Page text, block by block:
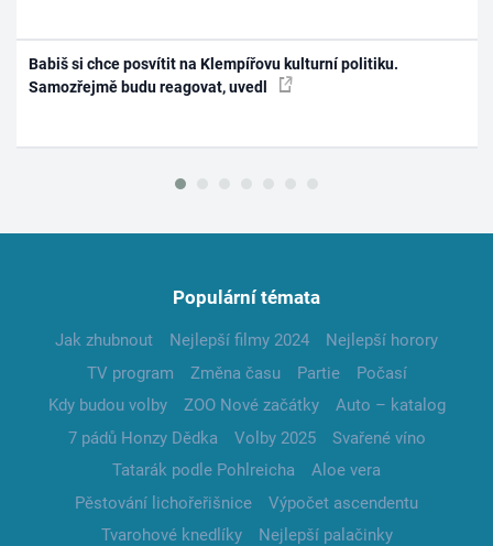
Babiš si chce posvítit na Klempířovu kulturní politiku.
Samozřejmě budu reagovat, uvedl
Populární témata
Jak zhubnout Nejlepší filmy 2024
Nejlepší horory
TV program
Změna času Partie
Počasí
Kdy budou volby
ZOO Nové začátky
Auto – katalog
7 pádů Honzy Dědka
Volby 2025
Svařené víno
Tatarák podle Pohlreicha
Aloe vera
Pěstování lichořeřišnice
Výpočet ascendentu
Tvarohové knedlíky
Nejlepší palačinky